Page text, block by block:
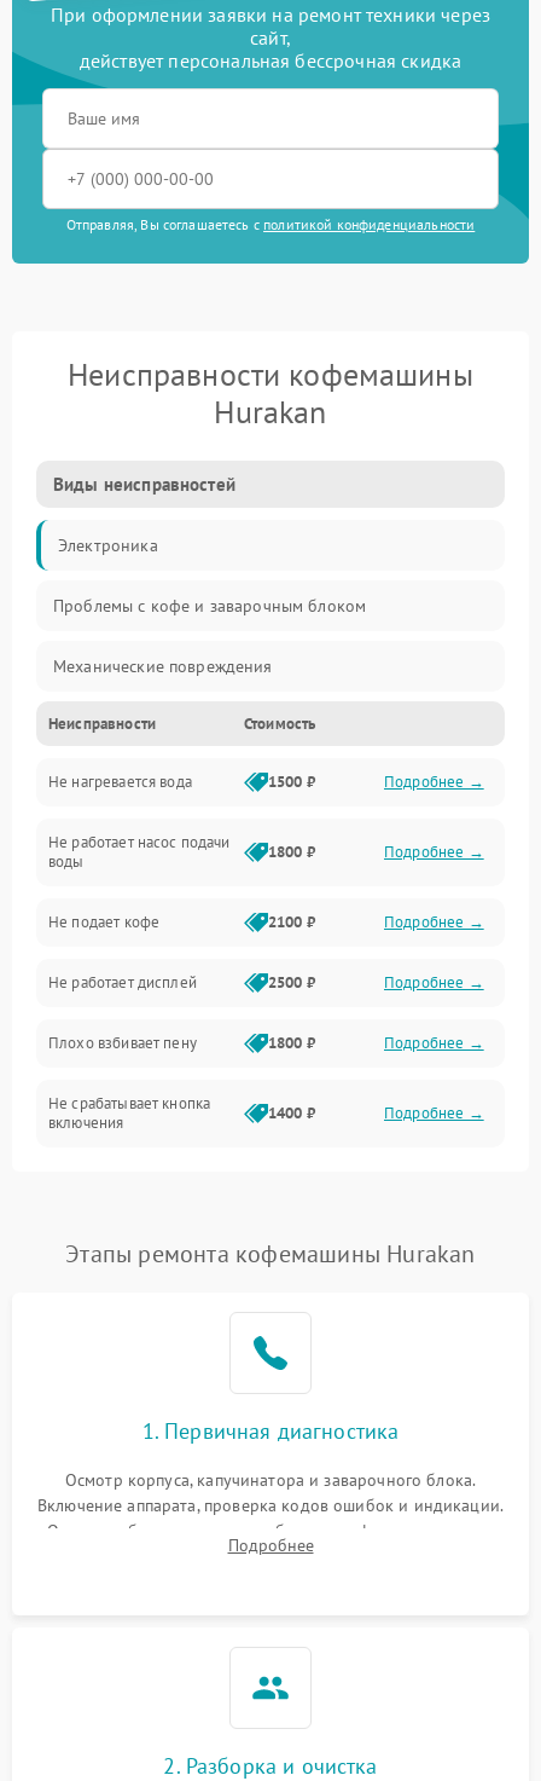
При оформлении заявки на ремонт техники через
сайт,
действует персональная бессрочная скидка
Отправляя, Вы соглашаетесь с политикой конфиденциальности
Неисправности кофемашины
Hurakan
Виды неисправностей
Электроника
Проблемы с кофе и заварочным блоком
Механические повреждения
Прочие неисправности
Включение и работа
Проблемы с водой
Проблемы с капучинатором и паром
Управление и электроника
Программное обеспечение
Неисправности Стоимость
Не нагревается вода 1500 ₽ Подробнее →
Не работает насос подачи
воды
1800 ₽ Подробнее →
Не подает кофе 2100 ₽ Подробнее →
Не работает дисплей 2500 ₽ Подробнее →
Плохо взбивает пену 1800 ₽ Подробнее →
Не срабатывает кнопка
включения
1400 ₽ Подробнее →
Постоянные сбои в работе 1500 ₽ Подробнее →
Этапы ремонта кофемашины Hurakan
1. Первичная диагностика
Осмотр корпуса, капучинатора и заварочного блока.
Включение аппарата, проверка кодов ошибок и индикации.
Оценка работы помпы, термоблока и кофемолки на слух.
Измерение температуры и давления воды для выявления
Подробнее
2. Разборка и очистка